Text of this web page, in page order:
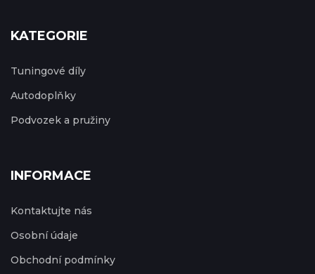
KATEGORIE
Tuningové díly
Autodoplňky
Podvozek a pružiny
INFORMACE
Kontaktujte nás
Osobní údaje
Obchodní podmínky